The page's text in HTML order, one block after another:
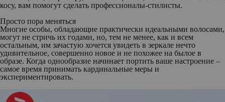
косу, вам помогут сделать профессионалы-стилисты.
Просто пора меняться
Многие особы, обладающие практически идеальными волосами,
могут не стричь их годами, но, тем не менее, как и всем
остальным, им зачастую хочется увидеть в зеркале нечто
удивительное, совершенно новое и не похожее на былое в
образе. Когда однообразие начинает портить ваше настроение –
самое время принимать кардинальные меры и
экспериментировать.